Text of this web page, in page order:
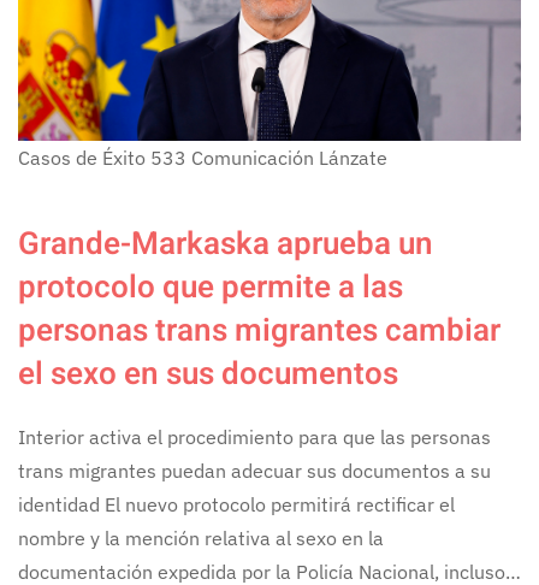
Casos de Éxito 533 Comunicación Lánzate
Grande-Markaska aprueba un
protocolo que permite a las
personas trans migrantes cambiar
el sexo en sus documentos
Interior activa el procedimiento para que las personas
trans migrantes puedan adecuar sus documentos a su
identidad El nuevo protocolo permitirá rectificar el
nombre y la mención relativa al sexo en la
documentación expedida por la Policía Nacional, incluso…